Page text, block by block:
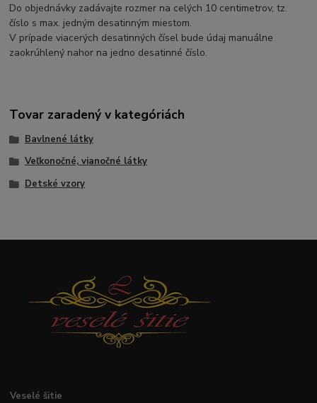
Do objednávky zadávajte rozmer na celých 10 centimetrov, tz.
číslo s max. jedným desatinným miestom.
V prípade viacerých desatinných čísel bude údaj manuálne
zaokrúhlený nahor na jedno desatinné číslo.
Tovar zaradený v kategóriách
Bavlnené látky
Veľkonočné, vianočné látky
Detské vzory
Veselé šitie